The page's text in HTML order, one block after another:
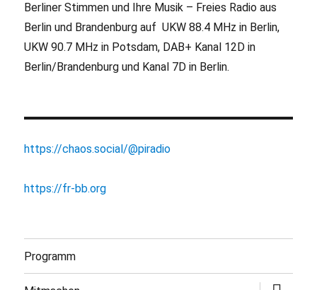
Berliner Stimmen und Ihre Musik – Freies Radio aus
Berlin und Brandenburg auf UKW 88.4 MHz in Berlin,
UKW 90.7 MHz in Potsdam, DAB+ Kanal 12D in
Berlin/Brandenburg und Kanal 7D in Berlin.
https://chaos.social/@piradio
https://fr-bb.org
Programm